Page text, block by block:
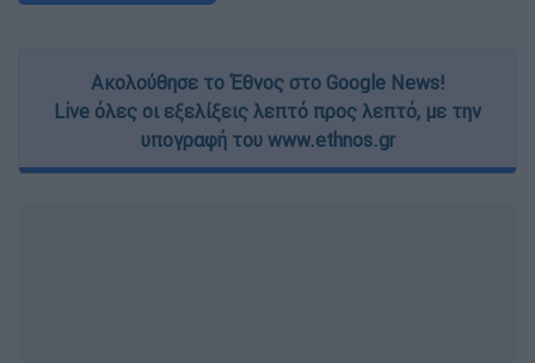
Ακολούθησε το Έθνος στο Google News!
Live όλες οι εξελίξεις λεπτό προς λεπτό, με την
υπογραφή του www.ethnos.gr